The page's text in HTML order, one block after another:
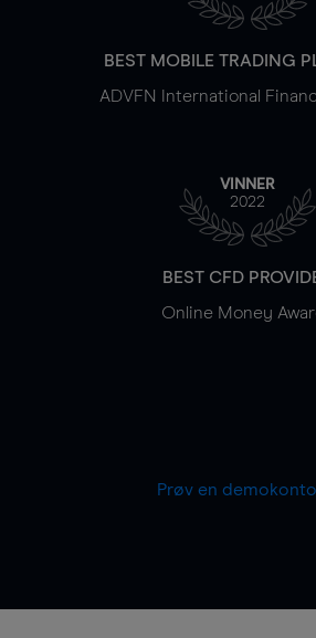
BEST MOBILE TRADING
ADVFN International
VINNER
2022
BEST CFD
Online Money
Prøv en demokonto